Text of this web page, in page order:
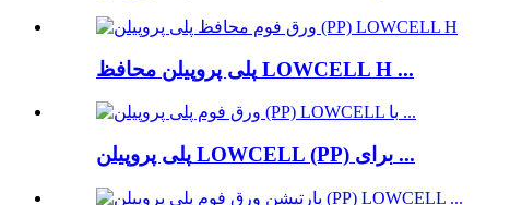
پلی پروپیلن محافظ LOWCELL H ...
پلی پروپیلن LOWCELL (PP) برای ...